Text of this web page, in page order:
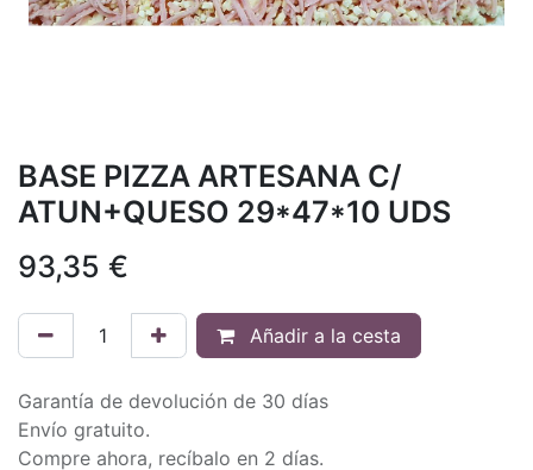
BASE PIZZA ARTESANA C/
ATUN+QUESO 29*47*10 UDS
93,35 €
Añadir a la cesta
Garantía de devolución de 30 días
Envío gratuito.
Compre ahora, recíbalo en 2 días.